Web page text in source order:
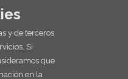
y de terceros
Si
que
en la